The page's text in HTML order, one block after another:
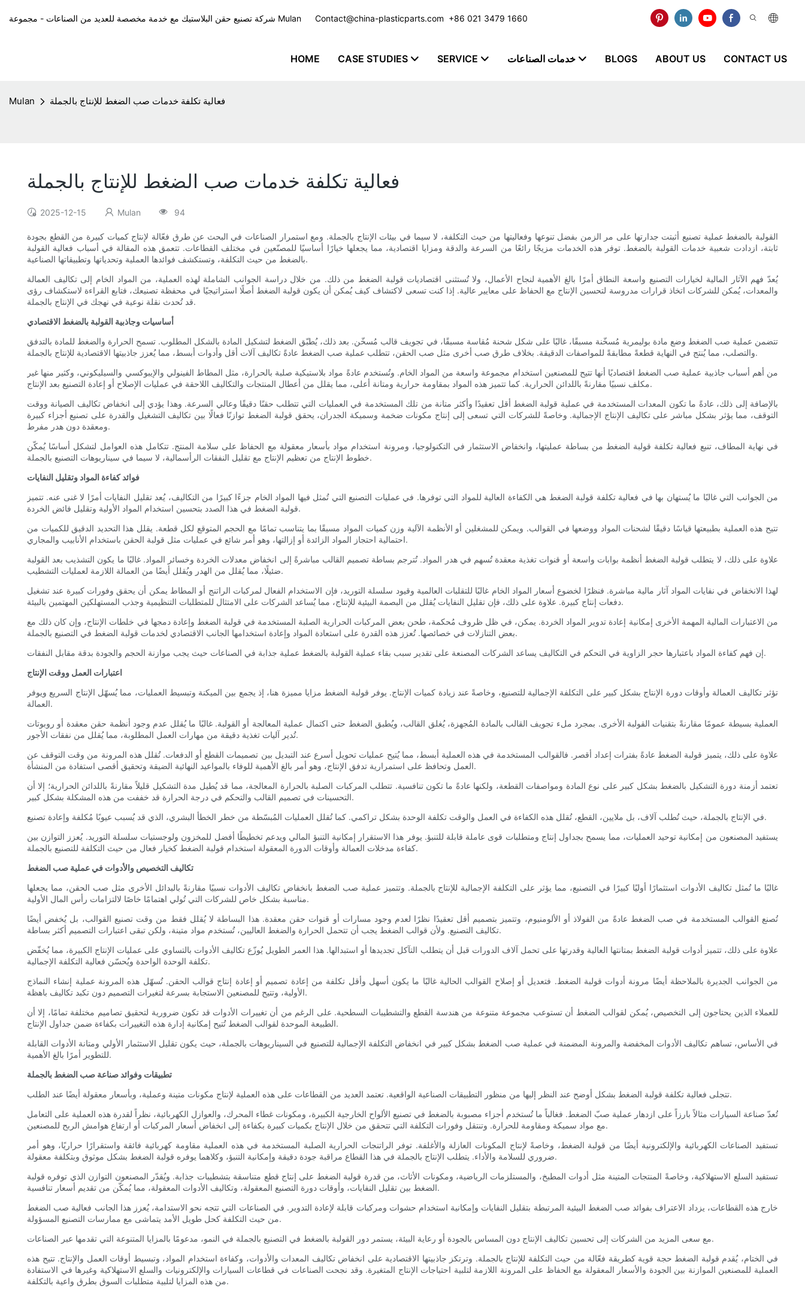
شركة تصنيع حقن البلاستيك مع خدمة مخصصة للعديد من الصناعات - مجموعة Mulan Contact@china-plasticparts.com ​​​​​​​ +86 021 3479 1660
HOME CASE STUDIES SERVICE خدمات الصناعات BLOGS ABOUT US CONTACT US
Mulan فعالية تكلفة خدمات صب الضغط للإنتاج بالجملة
فعالية تكلفة خدمات صب الضغط للإنتاج بالجملة
2025-12-15 Mulan 94
القولبة بالضغط عملية تصنيع أثبتت جدارتها على مر الزمن بفضل تنوعها وفعاليتها من حيث التكلفة، لا سيما في بيئات الإنتاج بالجملة. ومع استمرار الصناعات في البحث عن طرق فعّالة لإنتاج كميات كبيرة من القطع بجودة
ثابتة، ازدادت شعبية خدمات القولبة بالضغط. توفر هذه الخدمات مزيجًا رائعًا من السرعة والدقة ومزايا اقتصادية، مما يجعلها خيارًا أساسيًا للمصنّعين في مختلف القطاعات. تتعمق هذه المقالة في أسباب فعالية القولبة
بالضغط من حيث التكلفة، وتستكشف فوائدها العملية وتحدياتها وتطبيقاتها الصناعية.
يُعدّ فهم الآثار المالية لخيارات التصنيع واسعة النطاق أمرًا بالغ الأهمية لنجاح الأعمال، ولا تُستثنى اقتصاديات قولبة الضغط من ذلك. من خلال دراسة الجوانب الشاملة لهذه العملية، من المواد الخام إلى تكاليف العمالة
والمعدات، يُمكن للشركات اتخاذ قرارات مدروسة لتحسين الإنتاج مع الحفاظ على معايير عالية. إذا كنت تسعى لاكتشاف كيف يُمكن أن يكون قولبة الضغط أصلًا استراتيجيًا في محفظة تصنيعك، فتابع القراءة لاستكشاف رؤى
قد تُحدث نقلة نوعية في نهجك في الإنتاج بالجملة.
أساسيات وجاذبية القولبة بالضغط الاقتصادي
تتضمن عملية صب الضغط وضع مادة بوليمرية مُسخّنة مسبقًا، غالبًا على شكل شحنة مُقاسة مسبقًا، في تجويف قالب مُسخّن. بعد ذلك، يُطبّق الضغط لتشكيل المادة بالشكل المطلوب. تسمح الحرارة والضغط للمادة بالتدفق
والتصلب، مما يُنتج في النهاية قطعةً مطابقةً للمواصفات الدقيقة. بخلاف طرق صب أخرى مثل صب الحقن، تتطلب عملية صب الضغط عادةً تكاليف آلات أقل وأدوات أبسط، مما يُعزز جاذبيتها الاقتصادية للإنتاج بالجملة.
من أهم أسباب جاذبية عملية صب الضغط اقتصاديًا أنها تتيح للمصنعين استخدام مجموعة واسعة من المواد الخام. وتُستخدم عادةً مواد بلاستيكية صلبة بالحرارة، مثل المطاط الفينولي والإيبوكسي والسيليكوني، وكثير منها غير
مكلف نسبيًا مقارنةً باللدائن الحرارية. كما تتميز هذه المواد بمقاومة حرارية ومتانة أعلى، مما يقلل من أعطال المنتجات والتكاليف اللاحقة في عمليات الإصلاح أو إعادة التصنيع بعد الإنتاج.
بالإضافة إلى ذلك، عادةً ما تكون المعدات المستخدمة في عملية قولبة الضغط أقل تعقيدًا وأكثر متانة من تلك المستخدمة في العمليات التي تتطلب حقنًا دقيقًا وعالي السرعة. وهذا يؤدي إلى انخفاض تكاليف الصيانة ووقت
التوقف، مما يؤثر بشكل مباشر على تكاليف الإنتاج الإجمالية. وخاصةً للشركات التي تسعى إلى إنتاج مكونات ضخمة وسميكة الجدران، يحقق قولبة الضغط توازنًا فعالًا بين تكاليف التشغيل والقدرة على تصنيع أجزاء كبيرة
ومعقدة دون هدر مفرط.
في نهاية المطاف، تنبع فعالية تكلفة قولبة الضغط من بساطة عمليتها، وانخفاض الاستثمار في التكنولوجيا، ومرونة استخدام مواد بأسعار معقولة مع الحفاظ على سلامة المنتج. تتكامل هذه العوامل لتشكل أساسًا يُمكّن
خطوط الإنتاج من تعظيم الإنتاج مع تقليل النفقات الرأسمالية، لا سيما في سيناريوهات التصنيع بالجملة.
فوائد كفاءة المواد وتقليل النفايات
من الجوانب التي غالبًا ما يُستهان بها في فعالية تكلفة قولبة الضغط هي الكفاءة العالية للمواد التي توفرها. في عمليات التصنيع التي تُمثل فيها المواد الخام جزءًا كبيرًا من التكاليف، يُعد تقليل النفايات أمرًا لا غنى عنه. تتميز
قولبة الضغط في هذا الصدد بتحسين استخدام المواد الأولية وتقليل فائض الخردة.
تتيح هذه العملية بطبيعتها قياسًا دقيقًا لشحنات المواد ووضعها في القوالب. ويمكن للمشغلين أو الأنظمة الآلية وزن كميات المواد مسبقًا بما يتناسب تمامًا مع الحجم المتوقع لكل قطعة. يقلل هذا التحديد الدقيق للكميات من
احتمالية احتجاز المواد الزائدة أو إزالتها، وهو أمر شائع في عمليات مثل قولبة الحقن باستخدام الأنابيب والمجاري.
علاوة على ذلك، لا يتطلب قولبة الضغط أنظمة بوابات واسعة أو قنوات تغذية معقدة تُسهم في هدر المواد. تُترجم بساطة تصميم القالب مباشرةً إلى انخفاض معدلات الخردة وخسائر المواد. غالبًا ما يكون التشذيب بعد القولبة
ضئيلًا، مما يُقلل من الهدر ويُقلل أيضًا من العمالة اللازمة لعمليات التشطيب.
لهذا الانخفاض في نفايات المواد آثار مالية مباشرة. فنظرًا لخضوع أسعار المواد الخام غالبًا للتقلبات العالمية وقيود سلسلة التوريد، فإن الاستخدام الفعال لمركبات الراتنج أو المطاط يمكن أن يحقق وفورات كبيرة عند تشغيل
دفعات إنتاج كبيرة. علاوة على ذلك، فإن تقليل النفايات يُقلل من البصمة البيئية للإنتاج، مما يُساعد الشركات على الامتثال للمتطلبات التنظيمية وجذب المستهلكين المهتمين بالبيئة.
من الاعتبارات المالية المهمة الأخرى إمكانية إعادة تدوير المواد الخردة. يمكن، في ظل ظروف مُحكمة، طحن بعض المركبات الحرارية الصلبة المستخدمة في قولبة الضغط وإعادة دمجها في خلطات الإنتاج، وإن كان ذلك مع
بعض التنازلات في خصائصها. تُعزز هذه القدرة على استعادة المواد وإعادة استخدامها الجانب الاقتصادي لخدمات قولبة الضغط في التصنيع بالجملة.
إن فهم كفاءة المواد باعتبارها حجر الزاوية في التحكم في التكاليف يساعد الشركات المصنعة على تقدير سبب بقاء عملية القولبة بالضغط عملية جذابة في الصناعات حيث يجب موازنة الحجم والجودة بدقة مقابل النفقات.
اعتبارات العمل ووقت الإنتاج
تؤثر تكاليف العمالة وأوقات دورة الإنتاج بشكل كبير على التكلفة الإجمالية للتصنيع، وخاصةً عند زيادة كميات الإنتاج. يوفر قولبة الضغط مزايا مميزة هنا، إذ يجمع بين الميكنة وتبسيط العمليات، مما يُسهّل الإنتاج السريع ويوفر
العمالة.
العملية بسيطة عمومًا مقارنةً بتقنيات القولبة الأخرى. بمجرد ملء تجويف القالب بالمادة المُجهزة، يُغلق القالب، ويُطبق الضغط حتى اكتمال عملية المعالجة أو القولبة. غالبًا ما يُقلل عدم وجود أنظمة حقن معقدة أو روبوتات
تُدير آليات تغذية دقيقة من مهارات العمل المطلوبة، مما يُقلل من نفقات الأجور.
علاوة على ذلك، يتميز قولبة الضغط عادةً بفترات إعداد أقصر. فالقوالب المستخدمة في هذه العملية أبسط، مما يُتيح عمليات تحويل أسرع عند التبديل بين تصميمات القطع أو الدفعات. تُقلل هذه المرونة من وقت التوقف عن
العمل وتحافظ على استمرارية تدفق الإنتاج، وهو أمر بالغ الأهمية للوفاء بالمواعيد النهائية الضيقة وتحقيق أقصى استفادة من المنشأة.
تعتمد أزمنة دورة التشكيل بالضغط بشكل كبير على نوع المادة ومواصفات القطعة، ولكنها عادةً ما تكون تنافسية. تتطلب المركبات الصلبة بالحرارة المعالجة، مما قد يُطيل مدة التشكيل قليلاً مقارنةً باللدائن الحرارية؛ إلا أن
التحسينات في تصميم القالب والتحكم في درجة الحرارة قد خففت من هذه المشكلة بشكل كبير.
في الإنتاج بالجملة، حيث تُطلب آلاف، بل ملايين، القطع، تُقلل هذه الكفاءة في العمل والوقت تكلفة الوحدة بشكل تراكمي. كما تُقلل العمليات المُبسّطة من خطر الخطأ البشري، الذي قد يُسبب عيوبًا مُكلفة وإعادة تصنيع.
يستفيد المصنعون من إمكانية توحيد العمليات، مما يسمح بجداول إنتاج ومتطلبات قوى عاملة قابلة للتنبؤ. يوفر هذا الاستقرار إمكانية التنبؤ المالي ويدعم تخطيطًا أفضل للمخزون ولوجستيات سلسلة التوريد. يُعزز التوازن بين
كفاءة مدخلات العمالة وأوقات الدورة المعقولة استخدام قولبة الضغط كخيار فعال من حيث التكلفة للتصنيع بالجملة.
تكاليف التخصيص والأدوات في عملية صب الضغط
غالبًا ما تُمثل تكاليف الأدوات استثمارًا أوليًا كبيرًا في التصنيع، مما يؤثر على التكلفة الإجمالية للإنتاج بالجملة. وتتميز عملية صب الضغط بانخفاض تكاليف الأدوات نسبيًا مقارنةً بالبدائل الأخرى مثل صب الحقن، مما يجعلها
مناسبة بشكل خاص للشركات التي تُولي اهتمامًا خاصًا لالتزامات رأس المال الأولية.
تُصنع القوالب المستخدمة في صب الضغط عادةً من الفولاذ أو الألومنيوم، وتتميز بتصميم أقل تعقيدًا نظرًا لعدم وجود مسارات أو قنوات حقن معقدة. هذا البساطة لا يُقلل فقط من وقت تصنيع القوالب، بل يُخفض أيضًا
تكاليف التصنيع. ولأن قوالب الضغط يجب أن تتحمل الحرارة والضغط العاليين، تُستخدم مواد متينة، ولكن تبقى اعتبارات التصميم أكثر بساطة.
علاوة على ذلك، تتميز أدوات قولبة الضغط بمتانتها العالية وقدرتها على تحمل آلاف الدورات قبل أن يتطلب التآكل تجديدها أو استبدالها. هذا العمر الطويل يُوزّع تكاليف الأدوات بالتساوي على عمليات الإنتاج الكبيرة، مما يُخفّض
تكلفة الوحدة الواحدة ويُحسّن فعالية التكلفة الإجمالية.
من الجوانب الجديرة بالملاحظة أيضًا مرونة أدوات قولبة الضغط. فتعديل أو إصلاح القوالب الحالية غالبًا ما يكون أسهل وأقل تكلفة من إعادة تصميم أو إعادة إنتاج قوالب الحقن. تُسهّل هذه المرونة عملية إنشاء النماذج
الأولية، وتتيح للمصنعين الاستجابة بسرعة لتغيرات التصميم دون تكبد تكاليف باهظة.
للعملاء الذين يحتاجون إلى التخصيص، يُمكن لقوالب الضغط أن تستوعب مجموعة متنوعة من هندسة القطع والتشطيبات السطحية. على الرغم من أن تغييرات الأدوات قد تكون ضرورية لتحقيق تصاميم مختلفة تمامًا، إلا أن
الطبيعة الموحدة لقوالب الضغط تُتيح إمكانية إدارة هذه التغييرات بكفاءة ضمن جداول الإنتاج.
في الأساس، تساهم تكاليف الأدوات المخفضة والمرونة المضمنة في عملية صب الضغط بشكل كبير في انخفاض التكلفة الإجمالية للتصنيع في السيناريوهات بالجملة، حيث يكون تقليل الاستثمار الأولي ومتانة الأدوات القابلة
للتطوير أمرًا بالغ الأهمية.
تطبيقات وفوائد صناعة صب الضغط بالجملة
تتجلى فعالية تكلفة قولبة الضغط بشكل أوضح عند النظر إليها من منظور التطبيقات الصناعية الواقعية. تعتمد العديد من القطاعات على هذه العملية لإنتاج مكونات متينة وعملية، وبأسعار معقولة أيضًا عند الطلب.
تُعدّ صناعة السيارات مثالاً بارزاً على ازدهار عملية صبّ الضغط. فغالباً ما تُستخدم أجزاء مصبوبة بالضغط في تصنيع الألواح الخارجية الكبيرة، ومكونات غطاء المحرك، والعوازل الكهربائية، نظراً لقدرة هذه العملية على التعامل
مع مواد سميكة ومقاومة للحرارة. وتنتقل وفورات التكلفة التي تتحقق من خلال الإنتاج بكميات كبيرة بكفاءة إلى انخفاض أسعار المركبات أو ارتفاع هوامش الربح للمصنعين.
تستفيد الصناعات الكهربائية والإلكترونية أيضًا من قولبة الضغط، وخاصةً لإنتاج المكونات العازلة والأغلفة. توفر الراتنجات الحرارية الصلبة المستخدمة في هذه العملية مقاومة كهربائية فائقة واستقرارًا حراريًا، وهو أمر
ضروري للسلامة والأداء. يتطلب الإنتاج بالجملة في هذا القطاع مراقبة جودة دقيقة وإمكانية التنبؤ، وكلاهما يوفره قولبة الضغط بشكل موثوق وبتكلفة معقولة.
تستفيد السلع الاستهلاكية، وخاصةً المنتجات المتينة مثل أدوات المطبخ، والمستلزمات الرياضية، ومكونات الأثاث، من قدرة قولبة الضغط على إنتاج قطع متناسقة بتشطيبات جذابة. ويُقدّر المصنعون التوازن الذي توفره قولبة
الضغط بين تقليل النفايات، وأوقات دورة التصنيع المعقولة، وتكاليف الأدوات المعقولة، مما يُمكّن من تقديم أسعار تنافسية.
خارج هذه القطاعات، يزداد الاعتراف بفوائد صب الضغط البيئية المرتبطة بتقليل النفايات وإمكانية استخدام حشوات ومركبات قابلة لإعادة التدوير. في الصناعات التي تتجه نحو الاستدامة، يُعزز هذا الجانب فعالية صب الضغط
من حيث التكلفة كحل طويل الأمد يتماشى مع ممارسات التصنيع المسؤولة.
مع سعى المزيد من الشركات إلى تحسين تكاليف الإنتاج دون المساس بالجودة أو رعاية البيئة، يستمر دور القولبة بالضغط في التصنيع بالجملة في النمو، مدعومًا بالمزايا المتنوعة التي تقدمها عبر الصناعات.
في الختام، يُقدم قولبة الضغط حجة قوية كطريقة فعّالة من حيث التكلفة للإنتاج بالجملة. وترتكز جاذبيتها الاقتصادية على انخفاض تكاليف المعدات والأدوات، وكفاءة استخدام المواد، وتبسيط أوقات العمل والإنتاج. تتيح هذه
العملية للمصنعين الموازنة بين الجودة والأسعار المعقولة مع الحفاظ على المرونة اللازمة لتلبية احتياجات الإنتاج المتغيرة. وقد نجحت الصناعات في قطاعات السيارات والإلكترونيات والسلع الاستهلاكية وغيرها في الاستفادة
من هذه المزايا لتلبية متطلبات السوق بطرق واعية بالتكلفة.